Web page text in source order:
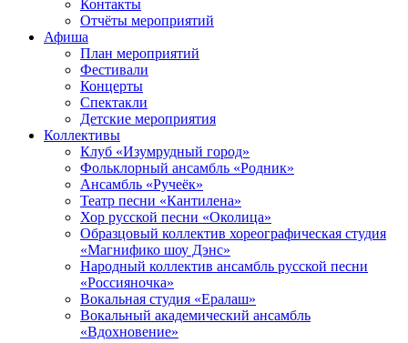
Контакты
Отчёты мероприятий
Афиша
План мероприятий
Фестивали
Концерты
Спектакли
Детские мероприятия
Коллективы
Клуб «Изумрудный город»
Фольклорный ансамбль «Родник»
Ансамбль «Ручеёк»
Театр песни «Кантилена»
Хор русской песни «Околица»
Образцовый коллектив хореографическая студия
«Магнифико шоу Дэнс»
Народный коллектив ансамбль русской песни
«Россияночка»
Вокальная студия «Ералаш»
Вокальный академический ансамбль
«Вдохновение»